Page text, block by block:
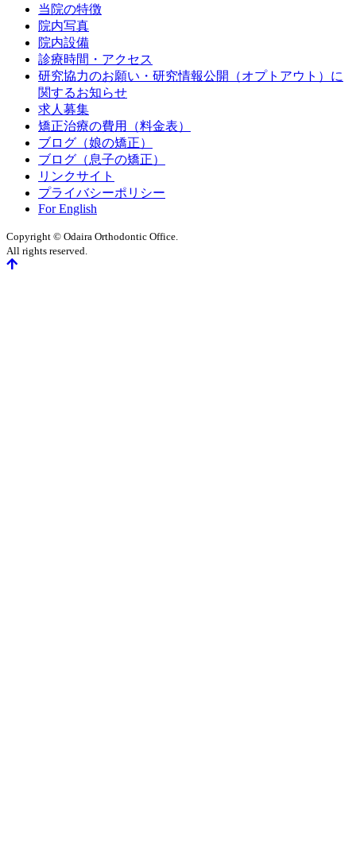
当院の特徴
院内写真
院内設備
診療時間・アクセス
研究協力のお願い・研究情報公開（オプトアウト）に
関するお知らせ
求人募集
矯正治療の費用（料金表）
ブログ（娘の矯正）
ブログ（息子の矯正）
リンクサイト
プライバシーポリシー
For English
Copyright © Odaira Orthodontic Office.
All rights reserved.